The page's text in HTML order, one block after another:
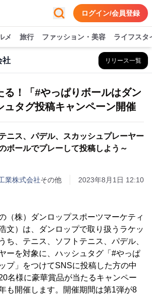
ログイン/会員登録
メ 旅行 ファッション・美容 ライフスタ
社 リリース一覧
る！「#やっぱりボールはダン
ュタグ投稿キャンペーン開催
ニス、パデル、スカッシュプレーヤー
ボールでプレーして投稿しよう～
業株式会社その他 2023年8月1日 12:10
（株）ダンロップスポーツマーケティ
文）は、ダンロップで取り扱うラケッ
ち、テニス、ソフトテニス、パデル、
ーを対象に、ハッシュタグ「#やっぱ
プ」をつけてSNSに投稿した方の中
名様に豪華賞品が当たるキャンペー
も開催します。開催期間は第1弾が8